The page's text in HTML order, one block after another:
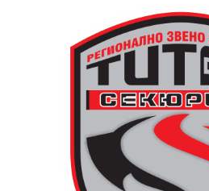
транспорт до местността
автобус ще тръгне в 19:30 ч.
обратно към града в 00:00 ч. –
поляната. Вземете със себе си
или шалте! За повече